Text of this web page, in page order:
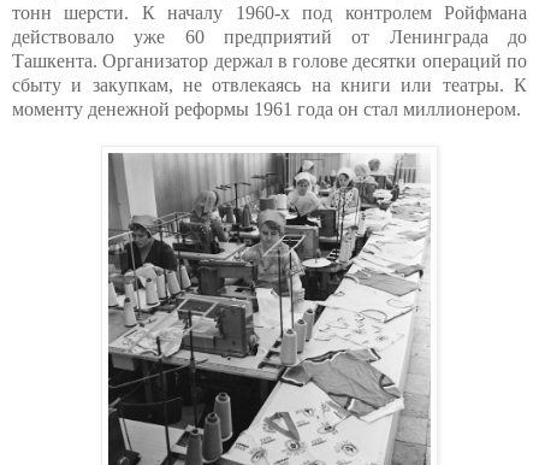
тонн шерсти. К началу 1960-х под контролем Ройфмана
действовало уже 60 предприятий от Ленинграда до
Ташкента. Организатор держал в голове десятки операций по
сбыту и закупкам, не отвлекаясь на книги или театры. К
моменту денежной реформы 1961 года он стал миллионером.